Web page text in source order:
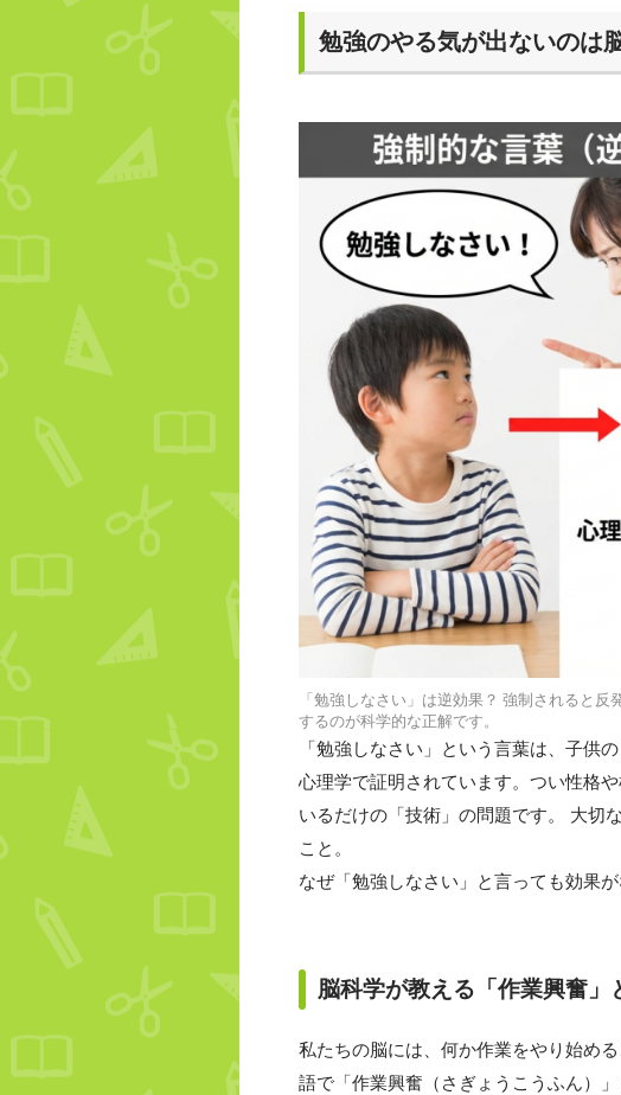
勉強のやる気が出ないのは
「勉強しなさい」は逆効果？ 強制されると
するのが科学的な正解です。
「勉強しなさい」という言葉は、子供
心理学で証明されています。つい性格
いるだけの「技術」の問題です。 大切
こと。
なぜ「勉強しなさい」と言っても効果
脳科学が教える「作業興奮」
私たちの脳には、何か作業をやり始め
語で「作業興奮（さぎょうこうふん）」